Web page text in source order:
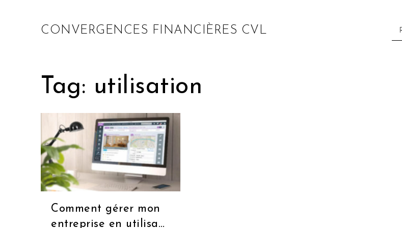
CONVERGENCES FINANCIÈRES CVL
Tag: utilisation
Comment gérer mon
entreprise en utilisant